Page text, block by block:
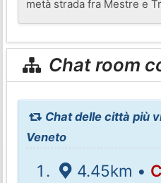
metà strada fra Mestre e
Chat room
Chat delle città più
Veneto
4.45km •